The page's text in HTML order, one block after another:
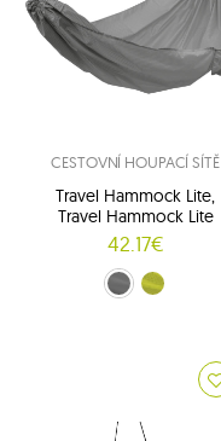
CESTOVNÍ HOUPACÍ SÍTĚ
Travel Hammock Lite,
Travel Hammock Lite
42.17€
Šedý (charcoal gray)
Lime (lime)